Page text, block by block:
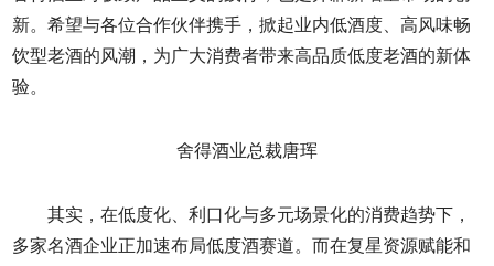
新。希望与各位合作伙伴携手，掀起业内低酒度、高风味畅
饮型老酒的风潮，为广大消费者带来高品质低度老酒的新体
验。
舍得酒业总裁唐珲
其实，在低度化、利口化与多元场景化的消费趋势下，
多家名酒企业正加速布局低度酒赛道。而在复星资源赋能和